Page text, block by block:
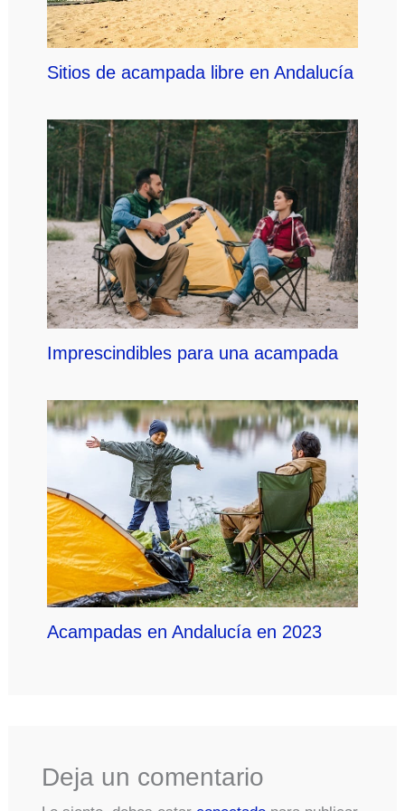
Sitios de acampada libre en Andalucía
Imprescindibles para una acampada
Acampadas en Andalucía en 2023
Deja un comentario